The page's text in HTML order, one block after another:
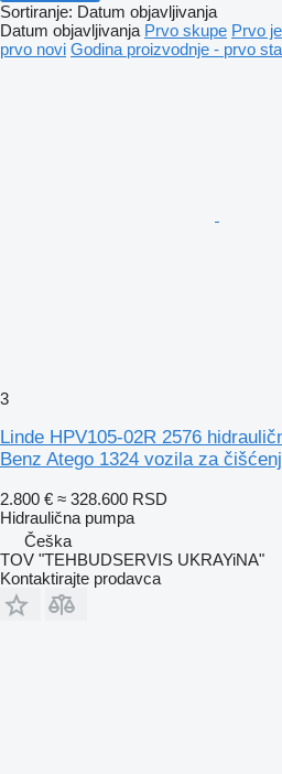
Sortiranje: Datum objavljivanja
Datum objavljivanja Prvo skupe Prvo
prvo novi Godina proizvodnje - prvo
3
Linde HPV105-02R 2576
Benz Atego 1324 vozila za
2.800 € ≈ 328.600 RSD
Hidraulična pumpa
Češka
TOV "TEHBUDSERVIS UKRAYiNA"
Kontaktirajte prodavca